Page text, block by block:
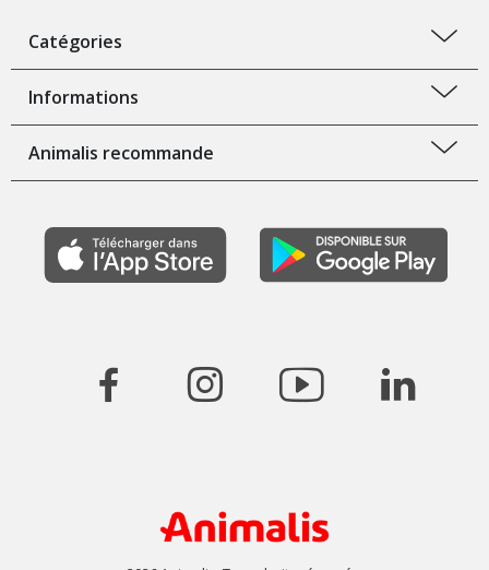
Catégories
Informations
Animalis recommande